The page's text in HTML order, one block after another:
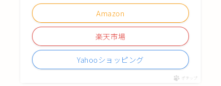
Amazon
楽天市場
Yahooショッピング
ポチップ